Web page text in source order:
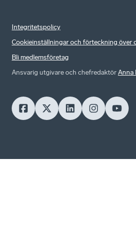
Integritetspolicy
Cookieinställningar och förteckning över
Bli medlemsföretag
Ansvarig utgivare och chefredaktörAnna